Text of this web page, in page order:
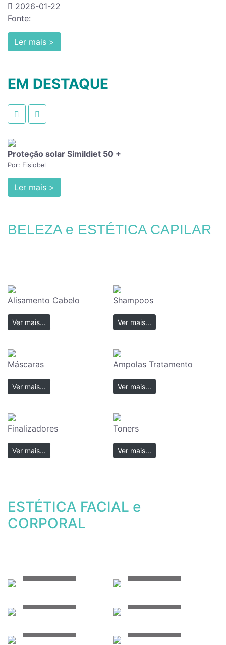
2026-01-06
Fonte:
Ler mais >
EM DESTAQUE
Proteção solar Simildiet 50 +
Por: Fisiobel
Ler mais >
BELEZA e ESTÉTICA CAPILAR
Alisamento Cabelo
Ver mais...
Shampoos
Ver mais...
Máscaras
Ver mais...
Ampolas Tratamento
Ver mais...
Finalizadores
Ver mais...
Toners
Ver mais...
ESTÉTICA FACIAL e
CORPORAL